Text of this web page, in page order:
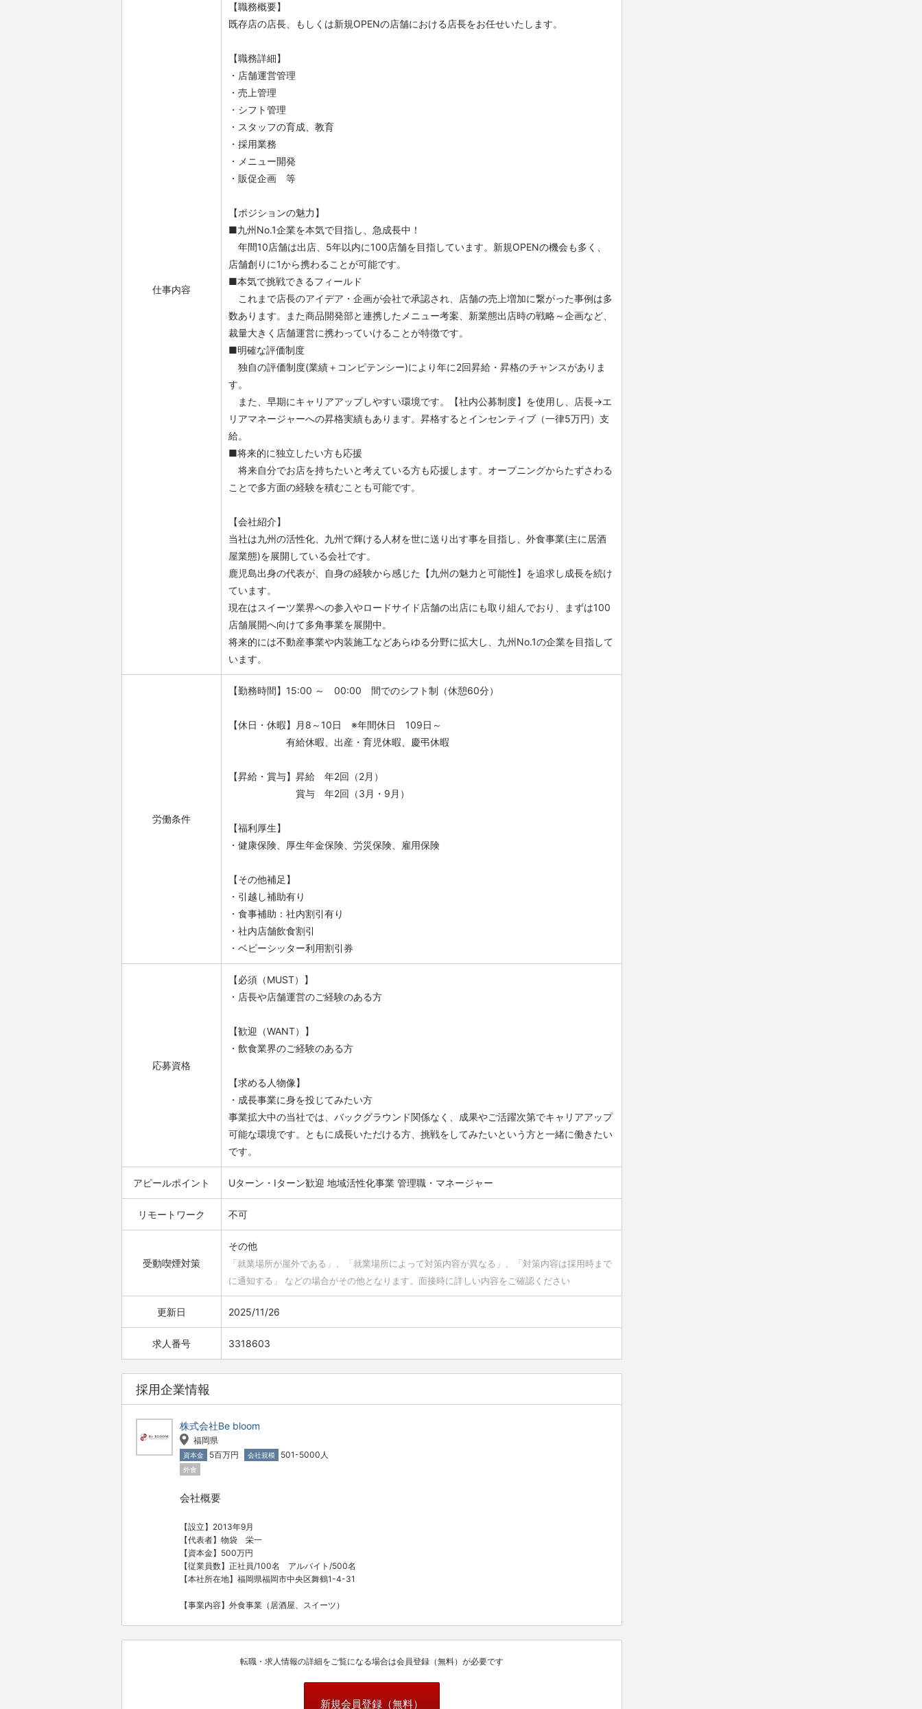
仕事内容
【職務概要】
既存店の店長、もしくは新規OPENの店舗における店長をお任せいたします。
【職務詳細】
・店舗運営管理
・売上管理
・シフト管理
・スタッフの育成、教育
・採用業務
・メニュー開発
・販促企画 等
【ポジションの魅力】
■九州No.1企業を本気で目指し、急成長中！
年間10店舗は出店、5年以内に100店舗を目指しています。新規OPENの機会も多く、
店舗創りに1から携わることが可能です。
■本気で挑戦できるフィールド
これまで店長のアイデア・企画が会社で承認され、店舗の売上増加に繋がった事例は多
数あります。また商品開発部と連携したメニュー考案、新業態出店時の戦略～企画など、
裁量大きく店舗運営に携わっていけることが特徴です。
■明確な評価制度
独自の評価制度(業績＋コンピテンシー)により年に2回昇給・昇格のチャンスがありま
す。
また、早期にキャリアアップしやすい環境です。【社内公募制度】を使用し、店長→エ
リアマネージャーへの昇格実績もあります。昇格するとインセンティブ（一律5万円）支
給。
■将来的に独立したい方も応援
将来自分でお店を持ちたいと考えている方も応援します。オープニングからたずさわる
ことで多方面の経験を積むことも可能です。
【会社紹介】
当社は九州の活性化、九州で輝ける人材を世に送り出す事を目指し、外食事業(主に居酒
屋業態)を展開している会社です。
鹿児島出身の代表が、自身の経験から感じた【九州の魅力と可能性】を追求し成長を続け
ています。
現在はスイーツ業界への参入やロードサイド店舗の出店にも取り組んでおり、まずは100
店舗展開へ向けて多角事業を展開中。
将来的には不動産事業や内装施工などあらゆる分野に拡大し、九州No.1の企業を目指して
います。
労働条件
【勤務時間】15:00 ～ 00:00 間でのシフト制（休憩60分）
【休日・休暇】月8～10日 ※年間休日 109日～
有給休暇、出産・育児休暇、慶弔休暇
【昇給・賞与】昇給 年2回（2月）
賞与 年2回（3月・9月）
【福利厚生】
・健康保険、厚生年金保険、労災保険、雇用保険
【その他補足】
・引越し補助有り
・食事補助：社内割引有り
・社内店舗飲食割引
・ベビーシッター利用割引券
応募資格
【必須（MUST）】
・店長や店舗運営のご経験のある方
【歓迎（WANT）】
・飲食業界のご経験のある方
【求める人物像】
・成長事業に身を投じてみたい方
事業拡大中の当社では、バックグラウンド関係なく、成果やご活躍次第でキャリアアップ
可能な環境です。ともに成長いただける方、挑戦をしてみたいという方と一緒に働きたい
です。
アピールポイント Uターン・Iターン歓迎 地域活性化事業 管理職・マネージャー
リモートワーク 不可
受動喫煙対策
その他
「就業場所が屋外である」、「就業場所によって対策内容が異なる」、「対策内容は採用時まで
に通知する」 などの場合がその他となります。面接時に詳しい内容をご確認ください
更新日 2025/11/26
求人番号 3318603
採用企業情報
株式会社Be bloom
福岡県
資本金 5百万円 会社規模 501-5000人
外食
会社概要
【設立】2013年9月
【代表者】物袋 栄一
【資本金】500万円
【従業員数】正社員/100名 アルバイト/500名
【本社所在地】福岡県福岡市中央区舞鶴1-4-31
【事業内容】外食事業（居酒屋、スイーツ）
転職・求人情報の詳細をご覧になる場合は会員登録（無料）が必要です
新規会員登録（無料）